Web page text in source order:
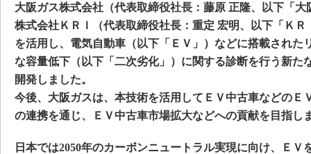
大阪ガス株式会社（代表取締役社長：藤原 正隆、以下「大
株式会社ＫＲＩ（代表取締役社長：重定 宏明、以下「Ｋ
を活用し、電気自動車（以下「ＥＶ」）などに搭載された
な容量低下（以下「二次劣化」）に関する診断を行う新た
開発しました。
今後、大阪ガスは、本技術を活用してＥＶ中古車などのＥ
の連携を通じ、ＥＶ中古車市場拡大などへの貢献を目指し
日本では2050年のカーボンニュートラル実現に向け、ＥＶ